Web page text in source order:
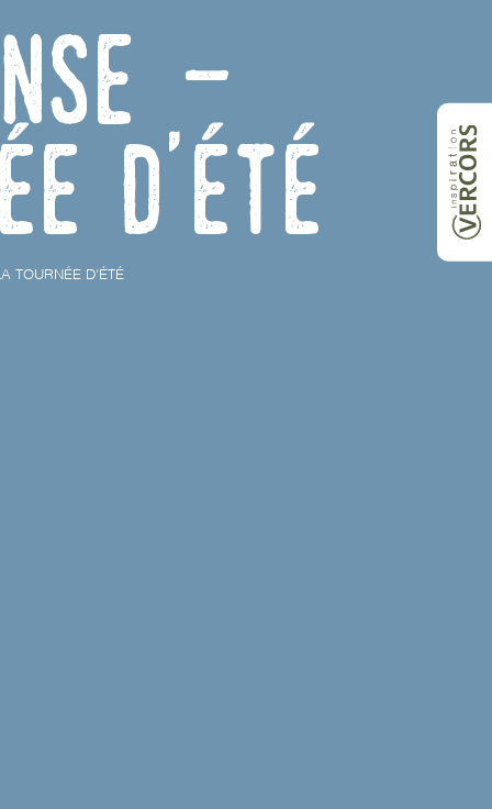
-
d'été
TOURNÉE D'ÉTÉ